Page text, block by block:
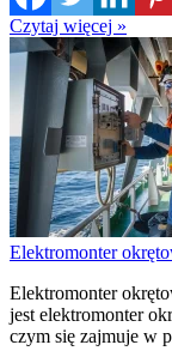
Czytaj więcej »
Elektromonter
Elektromonter
jest elektromonter
czym się zajmuje w